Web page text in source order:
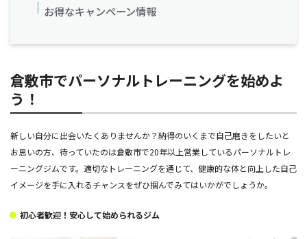
お得なキャンペーン情報
倉敷市でパーソナルトレーニングを始めよ
う！
新しい自分に出会いたくありませんか？納得のいくまで自己磨きをしたいと
お思いの方、待っていたのは倉敷市で20年以上営業しているパーソナルトレ
ーニングジムです。適切なトレーニングを通じて、健康的な体と向上した自己
イメージを手に入れるチャンスをぜひ掴んでみてはいかがでしょうか。
初心者歓迎！安心して始められるジム